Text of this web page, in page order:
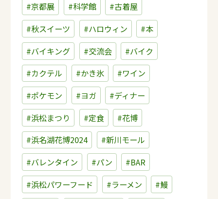
#京都展
#科学館
#古着屋
#秋スイーツ
#ハロウィン
#本
#バイキング
#交流会
#バイク
#カクテル
#かき氷
#ワイン
#ポケモン
#ヨガ
#ディナー
#浜松まつり
#定食
#花博
#浜名湖花博2024
#新川モール
#バレンタイン
#パン
#BAR
#浜松パワーフード
#ラーメン
#鰻